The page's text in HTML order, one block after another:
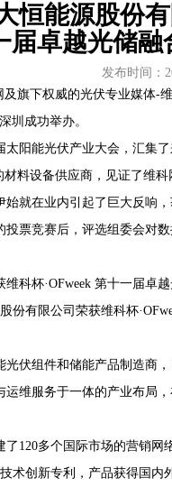
恒能源股份
届卓越光储
发布时间：
及旗下权威的光伏专业媒体-
圳成功举办。
太阳能光伏产业大会，汇集
料设备供应商，见证了维
就在业内引起了巨大反响
票竞赛后，评选组委会对
科杯·OFweek 第十一届卓
光伏组件和储能产品制造商
维服务于一体的产业布局
120多个国际市场的营销
术创新专利，产品获得国